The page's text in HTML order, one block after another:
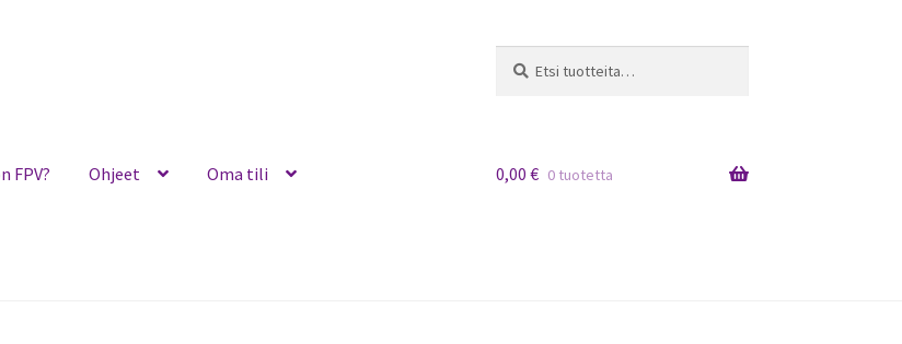
FPV? Ohjeet Oma tili 0,00 € 0 tuotetta